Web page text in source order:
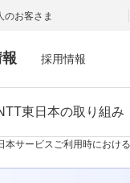
東日本の取り組み
のお客さま
採用情報
本サービスご利用時におけ